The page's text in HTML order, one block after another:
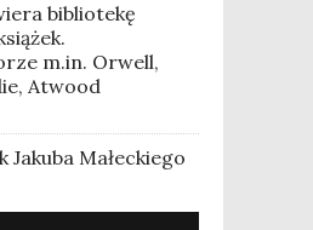
bibliotekę
m.in. Orwell,
Atwood
Jakuba Małeckiego